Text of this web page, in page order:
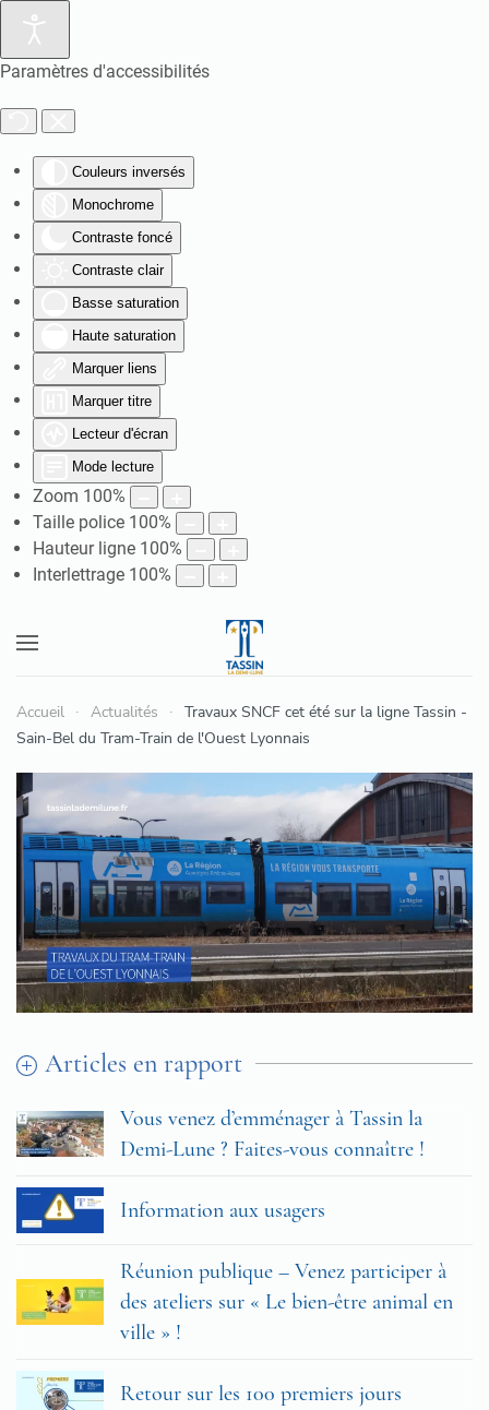
Paramètres d'accessibilités
Couleurs inversés
Monochrome
Contraste foncé
Contraste clair
Basse saturation
Haute saturation
Marquer liens
Marquer titre
Lecteur d'écran
Mode lecture
Zoom 100%
Taille police 100%
Hauteur ligne 100%
Interlettrage 100%
Accueil Actualités
Travaux SNCF cet été sur la ligne Tassin -
Sain-Bel du Tram-Train de l'Ouest Lyonnais
Articles en rapport
Vous venez d’emménager à Tassin la
Demi-Lune ? Faites-vous connaître !
Information aux usagers
Réunion publique – Venez participer à
des ateliers sur « Le bien-être animal en
ville » !
Retour sur les 100 premiers jours